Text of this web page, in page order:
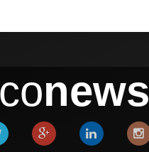
news